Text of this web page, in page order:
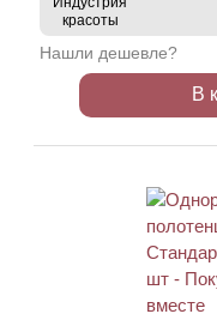
красоты
Нашли дешевле?
В